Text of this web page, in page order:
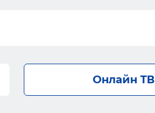
Онлайн ТВ